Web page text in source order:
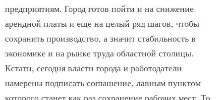
предприятиям. Город готов пойти и на снижение
арендной платы и еще на целый ряд шагов, чтобы
сохранить производство, а значит стабильность в
экономике и на рынке труда областной столицы.
Кстати, сегодня власти города и работодатели
намерены подписать соглашение, лавным пунктом
которого станет как раз сохранение рабочих мест. То